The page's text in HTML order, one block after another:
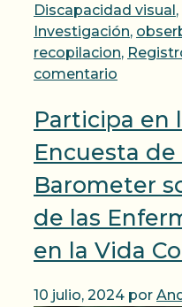
Discapacidad visual,
Investigación,
recopilacion,
comentario
Participa en
Encuesta de
Barometer
de las
en la Vida
10 julio, 2024 por